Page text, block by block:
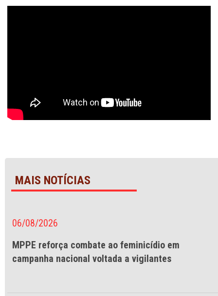
MAIS NOTÍCIAS
06/08/2026
MPPE reforça combate ao feminicídio em
campanha nacional voltada a vigilantes